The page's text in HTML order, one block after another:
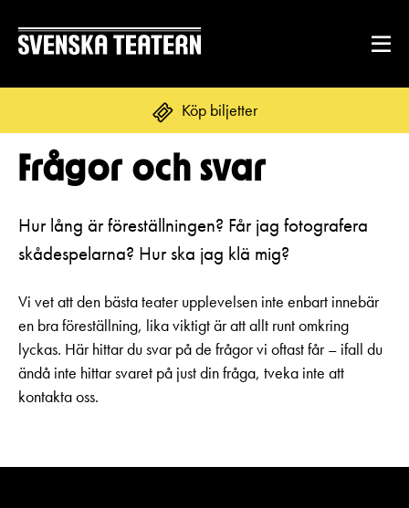
Köp biljetter
Suomi Svenska
REPERTOAR & BILJETTER
Repertoar
Kalender
Kundtjänst
Biljetter
Presentkort
Mat & dryck
Publikarbete
Textning
GRUPPER & FÖRETAG
Grupper & teaterombud
Företag
OM SVENSKA TEATERN
Frågor och svar
Hur lång är föreställningen? Får jag fotografera
skådespelarna? Hur ska jag klä mig?
Vi vet att den bästa teater upplevelsen inte enbart innebär
en bra föreställning, lika viktigt är att allt runt omkring
lyckas. Här hittar du svar på de frågor vi oftast får – ifall du
ändå inte hittar svaret på just din fråga, tveka inte att
kontakta oss.